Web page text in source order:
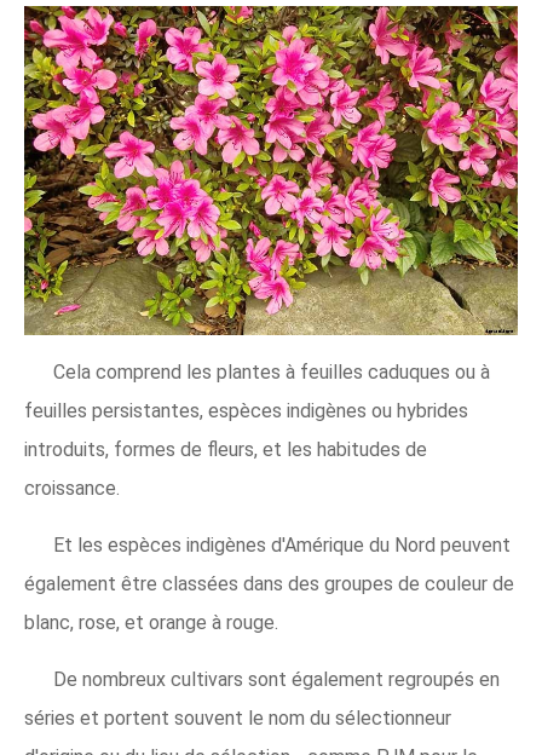
Cela comprend les plantes à feuilles caduques ou à
feuilles persistantes, espèces indigènes ou hybrides
introduits, formes de fleurs, et les habitudes de
croissance.
Et les espèces indigènes d'Amérique du Nord peuvent
également être classées dans des groupes de couleur de
blanc, rose, et orange à rouge.
De nombreux cultivars sont également regroupés en
séries et portent souvent le nom du sélectionneur